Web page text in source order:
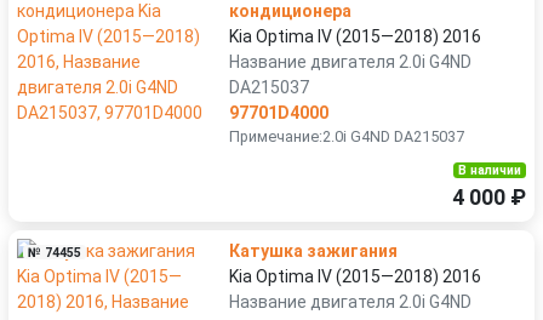
кондиционера
Kia Optima IV (2015—2018) 2016
Название двигателя 2.0i G4ND
DA215037
97701D4000
Примечание:2.0i G4ND DA215037
В наличии
4 000 ₽
№ 74455
Катушка зажигания
Kia Optima IV (2015—2018) 2016
Название двигателя 2.0i G4ND